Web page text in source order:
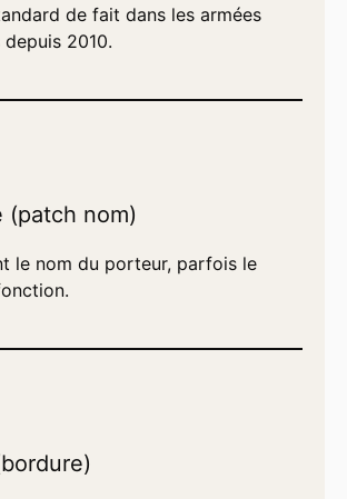
de fait dans les armées
2010.
(patch nom)
le nom du porteur, parfois le